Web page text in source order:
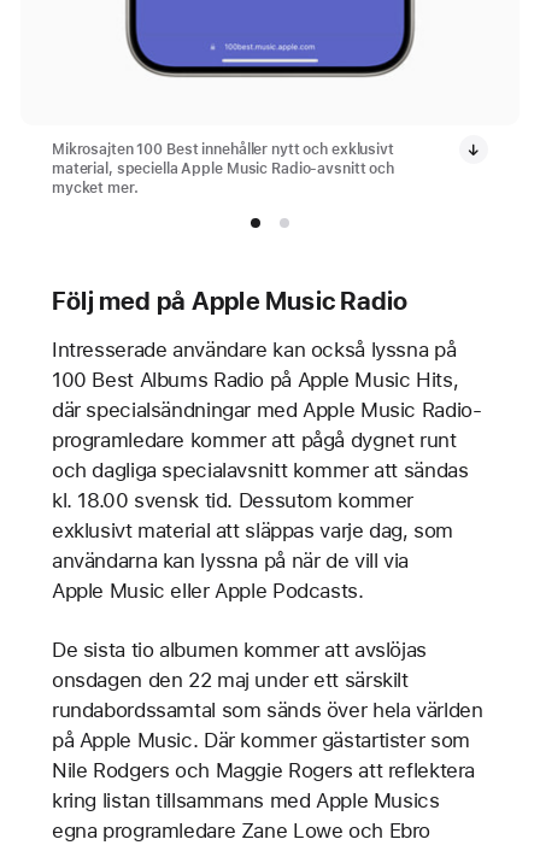
Mikrosajten 100 Best innehåller nytt och exklusivt
material, speciella Apple Music Radio-avsnitt och
mycket mer.
Följ med på Apple Music Radio
Intresserade användare kan också lyssna på
100 Best Albums Radio på Apple Music Hits,
där specialsändningar med Apple Music Radio-
programledare kommer att pågå dygnet runt
och dagliga specialavsnitt kommer att sändas
kl. 18.00 svensk tid. Dessutom kommer
exklusivt material att släppas varje dag, som
användarna kan lyssna på när de vill via
Apple Music eller Apple Podcasts.
De sista tio albumen kommer att avslöjas
onsdagen den 22 maj under ett särskilt
rundabordssamtal som sänds över hela världen
på Apple Music. Där kommer gästartister som
Nile Rodgers och Maggie Rogers att reflektera
kring listan tillsammans med Apple Musics
egna programledare Zane Lowe och Ebro